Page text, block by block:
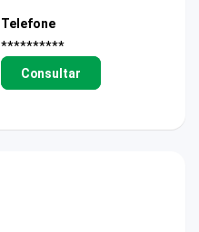
Telefone
**********
Consultar